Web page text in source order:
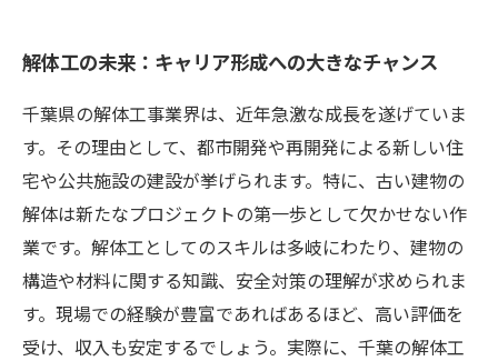
解体工の未来：キャリア形成への大きなチャンス
千葉県の解体工事業界は、近年急激な成長を遂げていま
す。その理由として、都市開発や再開発による新しい住
宅や公共施設の建設が挙げられます。特に、古い建物の
解体は新たなプロジェクトの第一歩として欠かせない作
業です。解体工としてのスキルは多岐にわたり、建物の
構造や材料に関する知識、安全対策の理解が求められま
す。現場での経験が豊富であればあるほど、高い評価を
受け、収入も安定するでしょう。実際に、千葉の解体工